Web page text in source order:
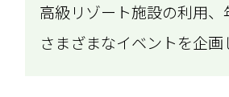
高級リゾート施設の利用、
さまざまなイベントを企画